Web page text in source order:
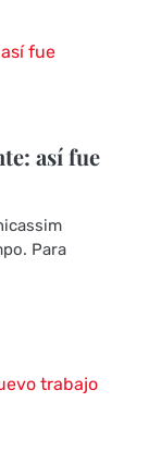
así fue
Para